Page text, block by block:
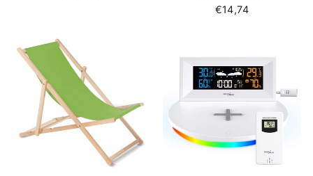
€14,74